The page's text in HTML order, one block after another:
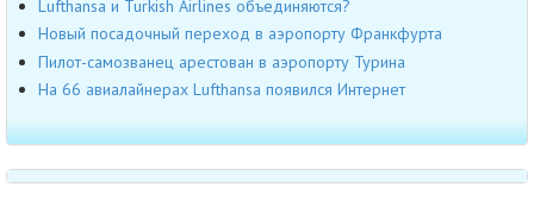
Lufthansa и Turkish Airlines объединяются?
Новый посадочный переход в аэропорту Франкфурта
Пилот-самозванец арестован в аэропорту Турина
На 66 авиалайнерах Lufthansa появился Интернет